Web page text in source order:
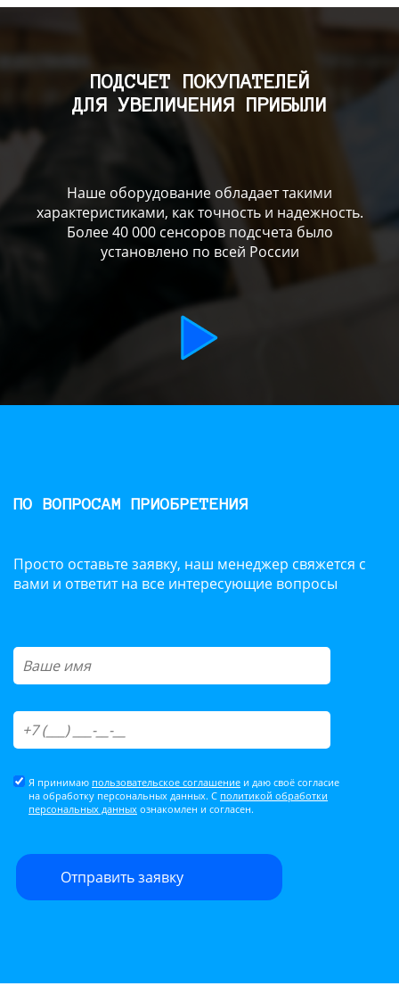
ПОДСЧЕТ ПОКУПАТЕЛЕЙ
ДЛЯ УВЕЛИЧЕНИЯ ПРИБЫЛИ
Наше оборудование обладает такими
характеристиками, как точность и надежность.
Более 40 000 сенсоров подсчета было
установлено по всей России
ПО ВОПРОСАМ ПРИОБРЕТЕНИЯ
Просто оставьте заявку, наш менеджер свяжется с
вами и ответит на все интересующие вопросы
Я принимаю пользовательское соглашение и даю своё согласие
на обработку персональных данных. С политикой обработки
персональных данных ознакомлен и согласен.